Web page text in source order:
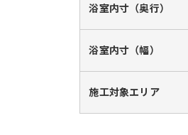
浴室内寸（奥行）
浴室内寸（幅）
施工対象エリア